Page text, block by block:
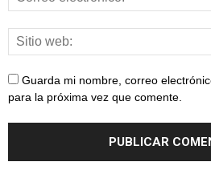
Guarda mi nombre, correo
para la próxima vez que comente.